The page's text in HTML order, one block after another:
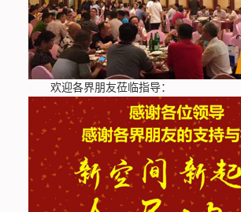
欢迎各界朋友莅临指导：